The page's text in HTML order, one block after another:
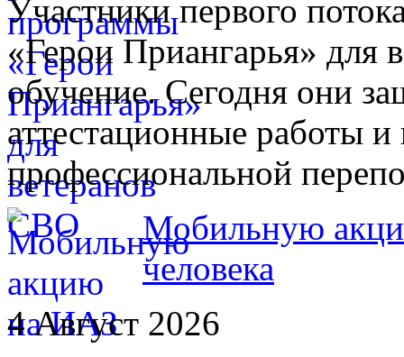
Участники первого
«Герои Приангарья» для
обучение. Сегодня они
аттестационные работы
профессиональной
Мобильную
человека
4 Август 2026